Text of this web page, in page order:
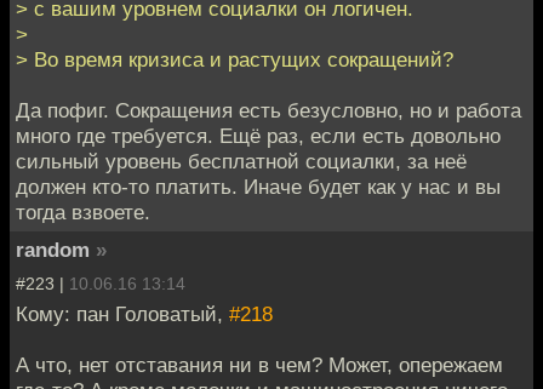
> с вашим уровнем социалки он логичен.
>
> Во время кризиса и растущих сокращений?
Да пофиг. Сокращения есть безусловно, но и работа
много где требуется. Ещё раз, если есть довольно
сильный уровень бесплатной социалки, за неё
должен кто-то платить. Иначе будет как у нас и вы
тогда взвоете.
random »
#223 | 10.06.16 13:14
Кому: пан Головатый, #218
А что, нет отставания ни в чем? Может, опережаем